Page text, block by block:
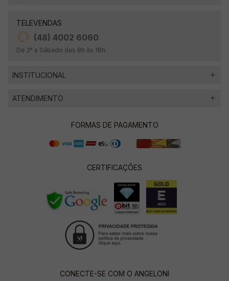
TELEVENDAS
(48) 4002 6060
De 2ª a Sábado das 8h às 18h.
INSTITUCIONAL
ATENDIMENTO
FORMAS DE PAGAMENTO
CERTIFICAÇÕES
CONECTE-SE COM O ANGELONI